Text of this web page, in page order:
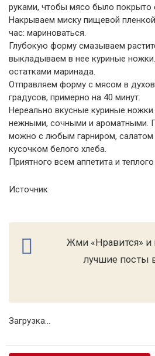
руками, чтобы мясо было покрыто
Накрываем миску пищевой
час: мариноваться.
Глубокую форму смазываем
выкладываем в нее куриные
остатками маринада.
Отправляем форму с мясом в
градусов, примерно на 40 минут.
Нереально вкусные куриные
нежными, сочными и ароматными.
можно с любым гарниром,
кусочком белого хлеба.
Приятного всем аппетита и
Источник
Жми «Нравится» и
лучшие посты
Загрузка...